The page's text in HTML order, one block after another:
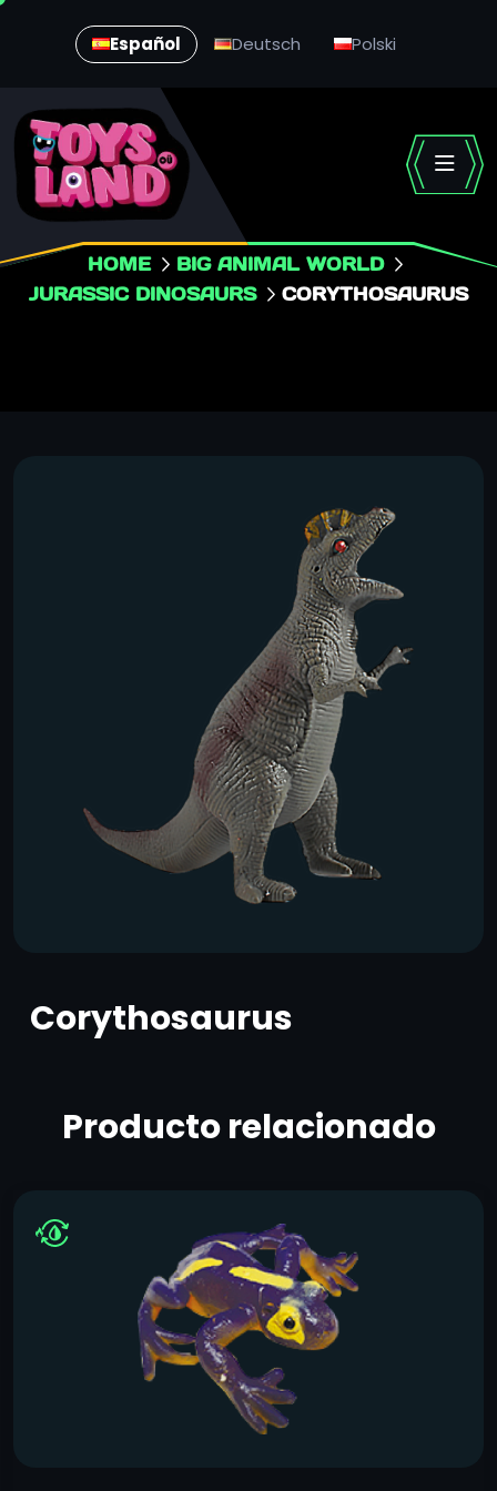
Deutsch Polski
Español
HOME
BIG ANIMAL WORLD
JURASSIC DINOSAURS
CORYTHOSAURUS
Corythosaurus
Producto relacionado